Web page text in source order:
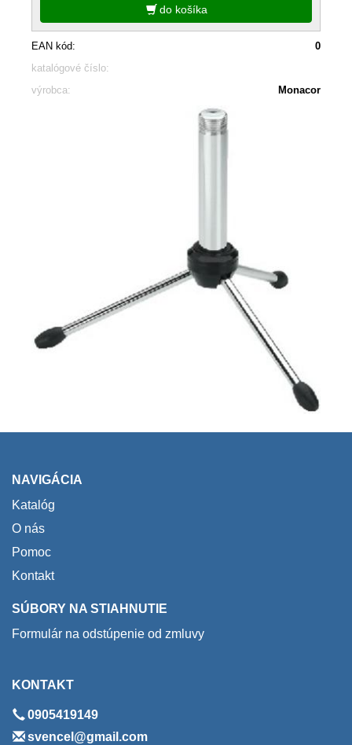
do košíka
EAN kód:
0
katalógové číslo:
výrobca:
Monacor
NAVIGÁCIA
Katalóg
O nás
Pomoc
Kontakt
SÚBORY NA STIAHNUTIE
Formulár na odstúpenie od zmluvy
KONTAKT
0905419149
svencel@gmail.com